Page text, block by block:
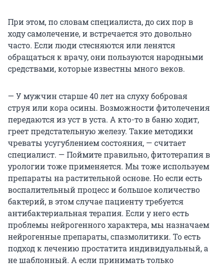
При этом, по словам специалиста, до сих пор в
ходу самолечение, и встречается это довольно
часто. Если люди стесняются или ленятся
обращаться к врачу, они пользуются народными
средствами, которые известны много веков.
— У мужчин старше 40 лет на слуху бобровая
струя или кора осины. Возможности фитолечения
передаются из уст в уста. А кто-то в баню ходит,
греет предстательную железу. Такие методики
чреваты усугублением состояния, — считает
специалист. — Поймите правильно, фитотерапия в
урологии тоже применяется. Мы тоже используем
препараты на растительной основе. Но если есть
воспалительный процесс и большое количество
бактерий, в этом случае пациенту требуется
антибактериальная терапия. Если у него есть
проблемы нейрогенного характера, мы назначаем
нейрогенные препараты, спазмолитики. То есть
подход к лечению простатита индивидуальный, а
не шаблонный. А если принимать только